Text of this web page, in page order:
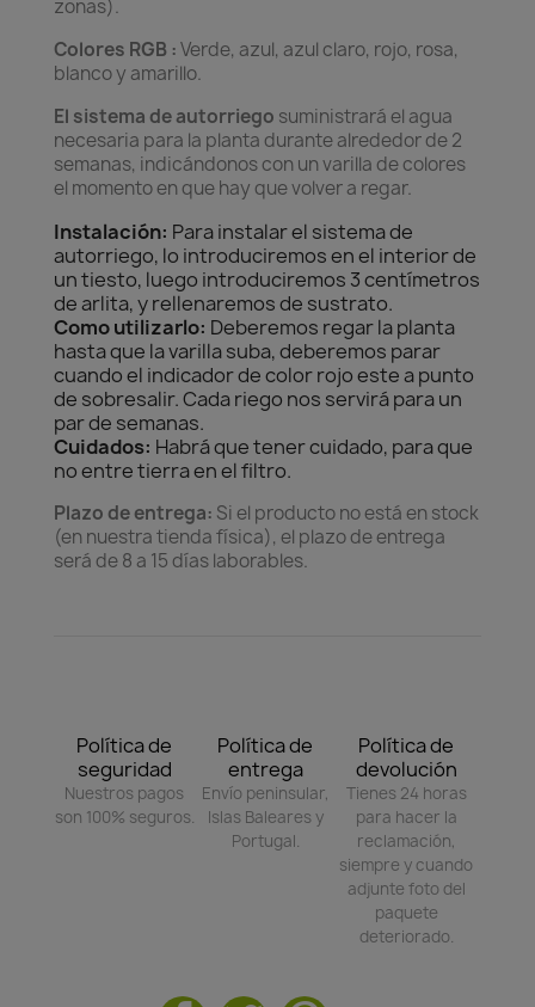
zonas).
Colores RGB :Verde, azul, azul claro, rojo, rosa,
blanco y amarillo.
El sistema de autorriego suministrará el agua
necesaria para la planta durante alrededor de 2
semanas, indicándonos con un varilla de colores
el momento en que hay que volver a regar.
Instalación: Para instalar el sistema de
autorriego, lo introduciremos en el interior de
un tiesto, luego introduciremos 3 centímetros
de arlita, y rellenaremos de sustrato.
Como utilizarlo: Deberemos regar la planta
hasta que la varilla suba, deberemos parar
cuando el indicador de color rojo este a punto
de sobresalir. Cada riego nos servirá para un
par de semanas.
Cuidados: Habrá que tener cuidado, para que
no entre tierra en el filtro.
Plazo de entrega: Si el producto no está en stock
(en nuestra tienda física), el plazo de entrega
será de 8 a 15 días laborables.
Política de
seguridad
Nuestros pagos
son 100% seguros.
Política de
entrega
Envío peninsular,
Islas Baleares y
Portugal.
Política de
devolución
Tienes 24 horas
para hacer la
reclamación,
siempre y cuando
adjunte foto del
paquete
deteriorado.